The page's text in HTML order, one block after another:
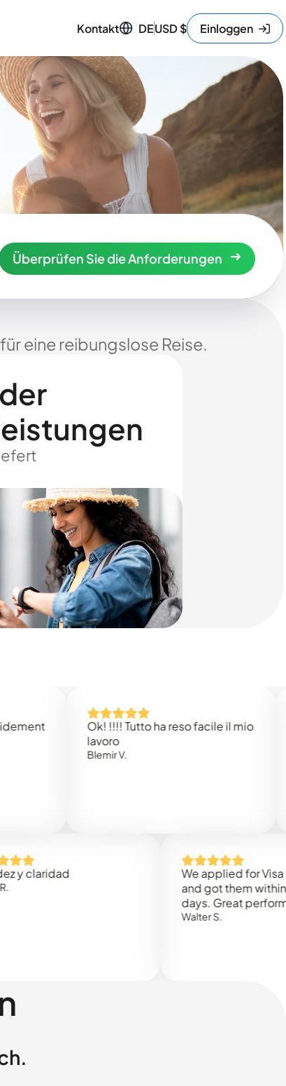
Kontakt DEUSD$ Einloggen
Überprüfen Sie die Anforderungen
eine reibungslose Reise.
Ok! !!!! Tutto ha reso facile il mio
Blemir V.
We applied for Visa to
and got them within 3
days. Great performance!
Walter S.